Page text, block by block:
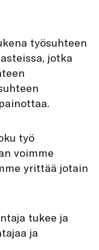
työsuhteen
jotka
työ
voimme
yrittää jotain
tukee ja
ja